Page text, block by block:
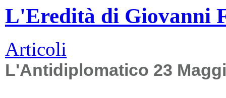
L'Eredità di Giovanni
Articoli
L'Antidiplomatico 23